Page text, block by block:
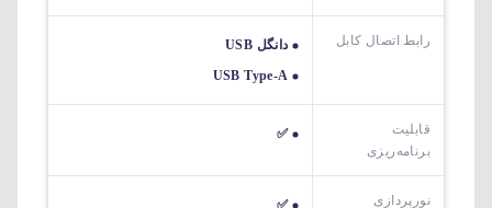
رابط اتصال کابل
دانگل USB
USB Type-A
قابلیت
برنامه‌ریزی
✅
نورپردازی ✅